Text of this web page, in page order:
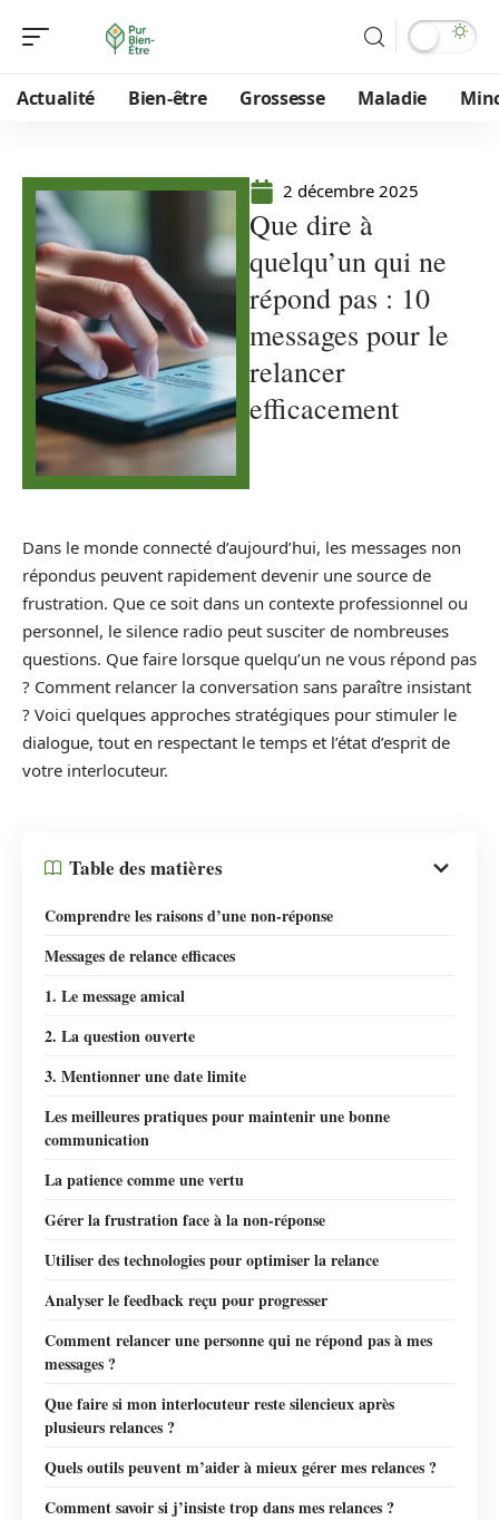
Actualité Bien-être Grossesse Maladie
2 décembre 2025
Que dire à
quelqu’un qui ne
répond pas : 10
messages pour le
relancer
efficacement
Dans le monde connecté d’aujourd’hui, les messages non
répondus peuvent rapidement devenir une source de
frustration. Que ce soit dans un contexte professionnel ou
personnel, le silence radio peut susciter de nombreuses
questions. Que faire lorsque quelqu’un ne vous répond pas
? Comment relancer la conversation sans paraître insistant
? Voici quelques approches stratégiques pour stimuler le
dialogue, tout en respectant le temps et l’état d’esprit de
votre interlocuteur.
Table des matières
Comprendre les raisons d’une non-réponse
Messages de relance efficaces
1. Le message amical
2. La question ouverte
3. Mentionner une date limite
Les meilleures pratiques pour maintenir une bonne
communication
La patience comme une vertu
Gérer la frustration face à la non-réponse
Utiliser des technologies pour optimiser la relance
Analyser le feedback reçu pour progresser
Comment relancer une personne qui ne répond pas à mes
messages ?
Que faire si mon interlocuteur reste silencieux après
plusieurs relances ?
Quels outils peuvent m’aider à mieux gérer mes relances ?
Comment savoir si j’insiste trop dans mes relances ?